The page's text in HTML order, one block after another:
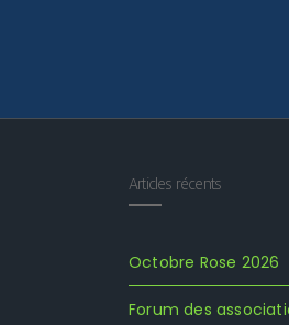
Articles récents
Octobre Rose 2026
Forum des